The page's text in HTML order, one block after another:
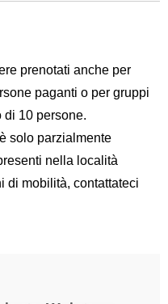
prenotati anche per
paganti o per gruppi
di 10 persone.
solo parzialmente
nella località
di mobilità, contattateci